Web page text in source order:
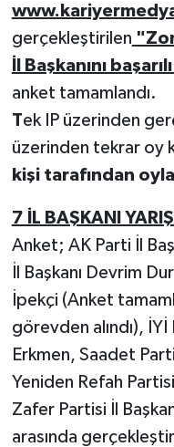
gerçekleştirilen
İl Başkanını
anket tamamlandı.
Tek IP üzerinden
üzerinden tekrar oy
kişi tarafından
7 İL BAŞKANI
Anket; AK Parti İl
İl Başkanı Devrim
İpekçi (Anket
görevden alındı), İYİ
Erkmen, Saadet
Yeniden Refah
Zafer Partisi İl
arasında